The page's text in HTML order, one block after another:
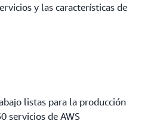
y las características de
listas para la producción
servicios de AWS